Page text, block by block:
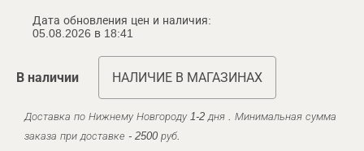
Дата обновления цен и наличия:
05.08.2026 в 18:41
В наличии НАЛИЧИЕ В МАГАЗИНАХ
Доставка по Нижнему Новгороду 1-2 дня . Минимальная сумма
заказа при доставке - 2500 руб.